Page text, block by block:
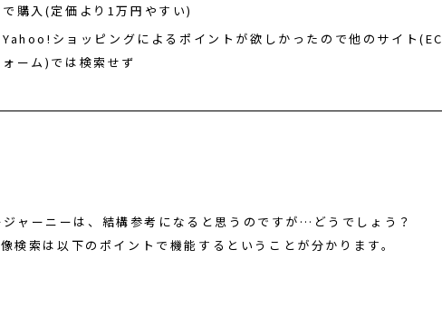
購入(定価より1万円やすい)
ショッピングによるポイントが欲しかったので他のサイト(EC
ーム)では検索せず
ャーニーは、結構参考になると思うのですが…どうでしょう？
検索は以下のポイントで機能するということが分かります。